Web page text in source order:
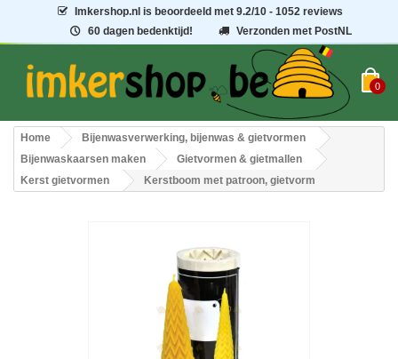
Imkershop.nl is beoordeeld met9.2/10 - 1052 reviews
60 dagen bedenktijd!
Verzonden met PostNL
0
Home
Bijenwasverwerking, bijenwas & gietvormen
Bijenwaskaarsen maken
Gietvormen & gietmallen
Kerst gietvormen
Kerstboom met patroon, gietvorm